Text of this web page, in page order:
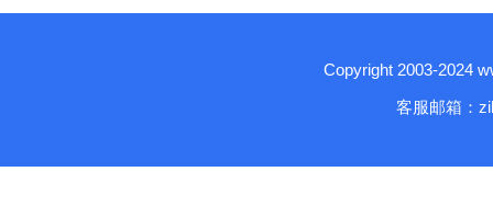
Copyright 2003-2024
客服邮箱：